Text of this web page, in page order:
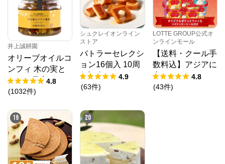
井上誠耕園
オリーブオイルコ
ンフィ 木の実と
ドライ果実 192g
春限定
4.8
(1032件)
シュクレイオンライン
ストア
バトラーセレクシ
ョン16個入 10周
年記念パッケージ
4.9
(63件)
LOTTE GROUP公式オ
ンラインモール
【送料・クール手
数料込】アジアに
恋してアイスセッ
ト（クリアファイ
4.8
(43件)
19 20